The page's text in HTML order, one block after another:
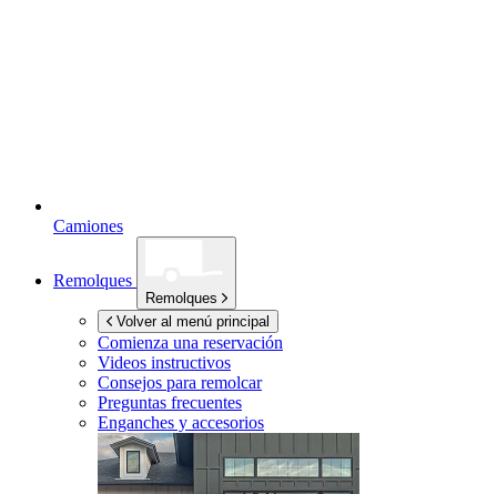
Camiones
Remolques
Remolques
Volver al menú principal
Comienza una reservación
Videos instructivos
Consejos para remolcar
Preguntas frecuentes
Enganches y accesorios